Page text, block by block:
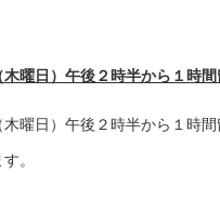
曜日）午後２時半から１時間
曜日）午後２時半から１時間
。